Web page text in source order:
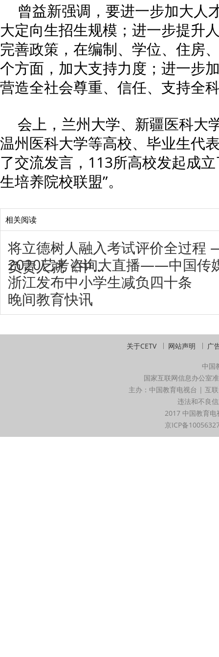
曾益新强调，要进一步加大人
大定向生招生规模；进一步提升
完善政策，在编制、学位、住房
个方面，加大支持力度；进一步
营造全社会尊重、信任、支持全
会上，兰州大学、新疆医科大
温州医科大学等高校、毕业生代
了交流发言，113所高校发起成
生培养院校联盟”。
相关阅读
将立德树人融入考试评价全过
负责人就《中...
2020艺考咨询大直播——中国传
浙江发布中小学生减负四十条
晚间教育快讯
关于CETV 网站声明 广
中国
国家互联网信息办公室
主办：中国教育电视台 | 互
违法和不良
2017 中国教育
京ICP备